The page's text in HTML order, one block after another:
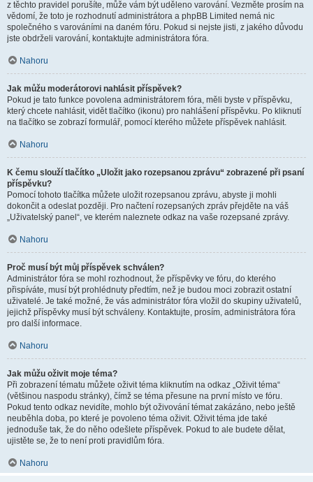
z těchto pravidel porušíte, může vám být uděleno varování. Vezměte prosím na
vědomí, že toto je rozhodnutí administrátora a phpBB Limited nemá nic
společného s varováními na daném fóru. Pokud si nejste jisti, z jakého důvodu
jste obdrželi varování, kontaktujte administrátora fóra.
Nahoru
Jak můžu moderátorovi nahlásit příspěvek?
Pokud je tato funkce povolena administrátorem fóra, měli byste v příspěvku,
který chcete nahlásit, vidět tlačítko (ikonu) pro nahlášení příspěvku. Po kliknutí
na tlačítko se zobrazí formulář, pomocí kterého můžete příspěvek nahlásit.
Nahoru
K čemu slouží tlačítko „Uložit jako rozepsanou zprávu“ zobrazené při psaní
příspěvku?
Pomocí tohoto tlačítka můžete uložit rozepsanou zprávu, abyste ji mohli
dokončit a odeslat později. Pro načtení rozepsaných zpráv přejděte na váš
„Uživatelský panel“, ve kterém naleznete odkaz na vaše rozepsané zprávy.
Nahoru
Proč musí být můj příspěvek schválen?
Administrátor fóra se mohl rozhodnout, že příspěvky ve fóru, do kterého
přispíváte, musí být prohlédnuty předtím, než je budou moci zobrazit ostatní
uživatelé. Je také možné, že vás administrátor fóra vložil do skupiny uživatelů,
jejichž příspěvky musí být schváleny. Kontaktujte, prosím, administrátora fóra
pro další informace.
Nahoru
Jak můžu oživit moje téma?
Při zobrazení tématu můžete oživit téma kliknutím na odkaz „Oživit téma“
(většinou naspodu stránky), čímž se téma přesune na první místo ve fóru.
Pokud tento odkaz nevidíte, mohlo být oživování témat zakázáno, nebo ještě
neuběhla doba, po které je povoleno téma oživit. Oživit téma jde také
jednoduše tak, že do něho odešlete příspěvek. Pokud to ale budete dělat,
ujistěte se, že to není proti pravidlům fóra.
Nahoru